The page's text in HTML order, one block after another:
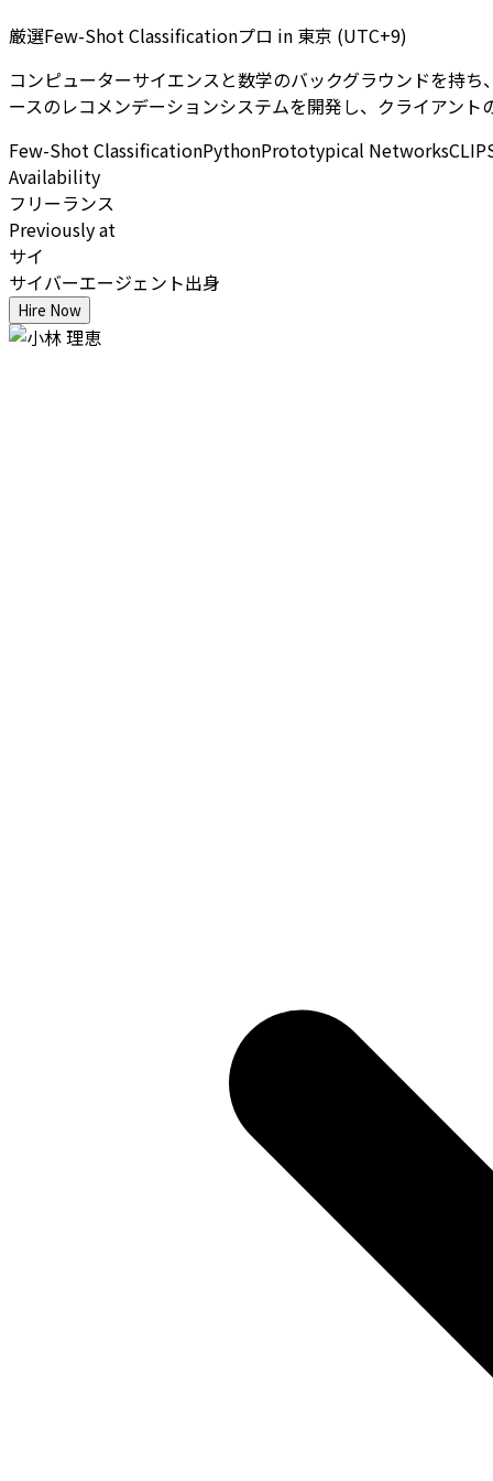
厳選Few-Shot Classificationプロ in 東京 (UTC+9)
コンピューターサイエンスと数学のバックグラウンドを持
ースのレコメンデーションシステムを開発し、クライアント
Few-Shot ClassificationPythonPrototypical NetworksCLIP
Availability
フリーランス
Previously at
サイ
サイバーエージェント出身
Hire Now